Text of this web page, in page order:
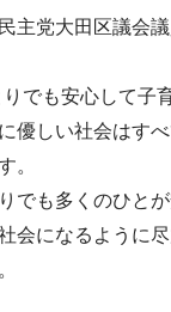
主党大田区議会
りでも安心して子
優しい社会はす
。
でも多くのひと
会になるように